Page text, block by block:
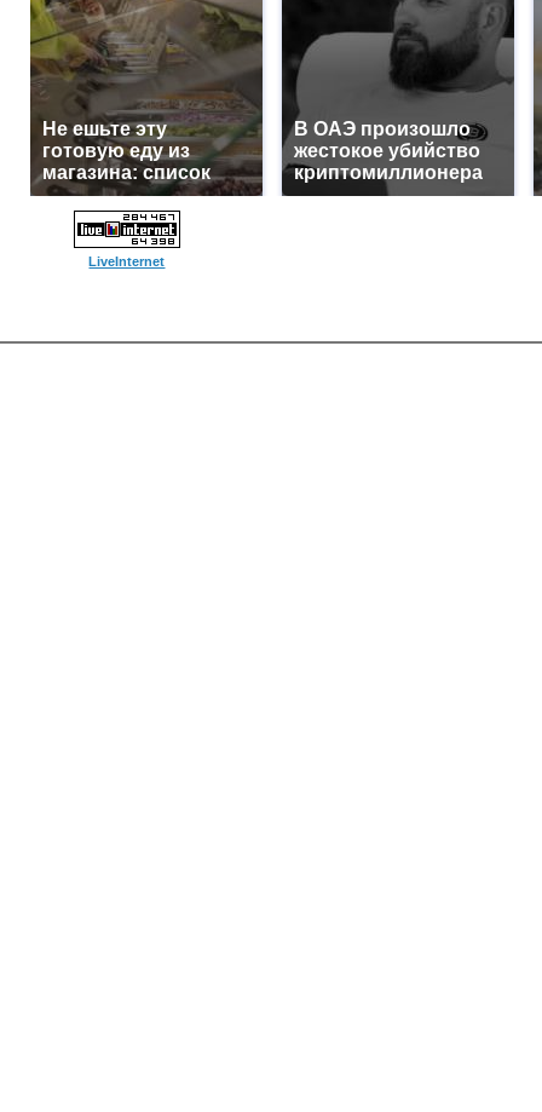
Не ешьте эту
готовую еду из
магазина: список
В ОАЭ произошло
жестокое убийство
криптомиллионера
LiveInternet